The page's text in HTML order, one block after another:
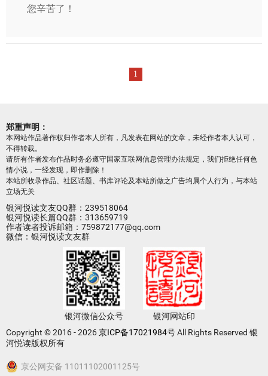
您辛苦了！
1
郑重声明：
本网站作品著作权归作者本人所有，凡发表在网站的文章，未经作者本人认可，
不得转载。
请所有作者发布作品时务必遵守国家互联网信息管理办法规定，我们拒绝任何色
情小说，一经发现，即作删除！
本站所收录作品、社区话题、书库评论及本站所做之广告均属个人行为，与本站
立场无关
银河悦读文友QQ群：239518064
银河悦读长篇QQ群：313659719
作者读者投诉邮箱：759872177@qq.com
微信：银河悦读文友群
银河微信公众号
银河网站印
Copyright © 2016 - 2026京ICP备17021984号All Rights Reserved 银
河悦读版权所有
京公网安备 11011102001125号